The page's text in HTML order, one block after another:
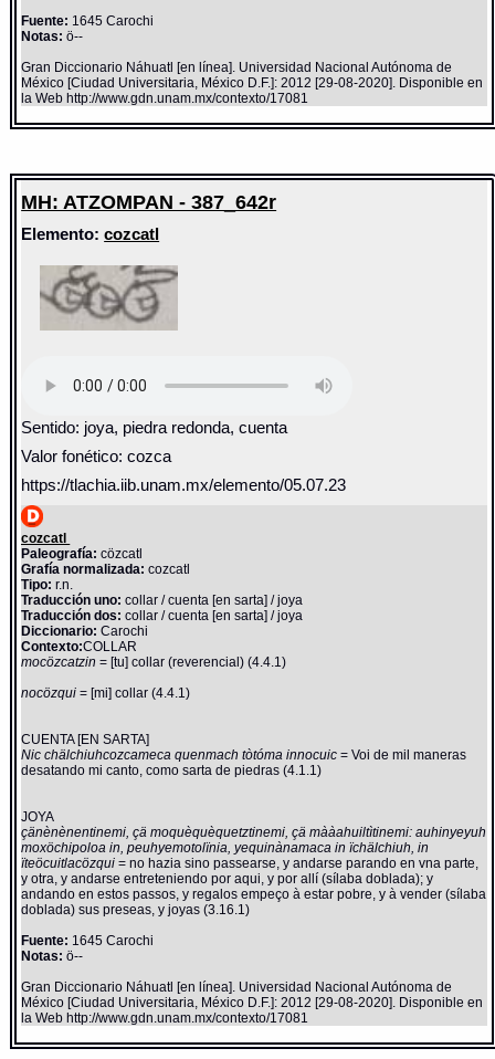
Fuente: 1645 Carochi
Notas: ö--
Gran Diccionario Náhuatl [en línea]. Universidad Nacional Autónoma de
México [Ciudad Universitaria, México D.F.]: 2012 [29-08-2020]. Disponible en
la Web http://www.gdn.unam.mx/contexto/17081
MH: ATZOMPAN - 387_642r
Elemento:cozcatl
Sentido: joya, piedra redonda, cuenta
Valor fonético: cozca
https://tlachia.iib.unam.mx/elemento/05.07.23
cozcatl
Paleografía: cözcatl
Grafía normalizada: cozcatl
Tipo: r.n.
Traducción uno: collar / cuenta [en sarta] / joya
Traducción dos: collar / cuenta [en sarta] / joya
Diccionario:Carochi
Contexto:COLLAR
mocözcatzin= [tu] collar (reverencial) (4.4.1)
nocözqui= [mi] collar (4.4.1)
CUENTA [EN SARTA]
Nic chälchiuhcozcameca quenmach tòtóma innocuic= Voi de mil maneras
desatando mi canto, como sarta de piedras (4.1.1)
JOYA
çänènènentinemi, çä moquèquèquetztinemi, çä mààahuiltìtinemi: auhinyeyuh
moxöchipoloa in, peuhyemotolïnia, yequinànamaca in ïchälchiuh, in
ïteöcuitlacözqui= no hazia sino passearse, y andarse parando en vna parte,
y otra, y andarse entreteniendo por aqui, y por allí (sílaba doblada); y
andando en estos passos, y regalos empeço à estar pobre, y à vender (sílaba
doblada) sus preseas, y joyas (3.16.1)
Fuente: 1645 Carochi
Notas: ö--
Gran Diccionario Náhuatl [en línea]. Universidad Nacional Autónoma de
México [Ciudad Universitaria, México D.F.]: 2012 [29-08-2020]. Disponible en
la Web http://www.gdn.unam.mx/contexto/17081